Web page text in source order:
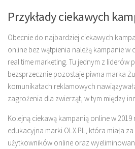
Przykłady ciekawych
Obecnie do najbardziej ciekawych
online bez wątpienia należą kampanie w
real time marketing. Tu jednym z liderów
bezsprzecznie pozostaje piwna marka
komunikatach reklamowych
zagrożenia dla zwierząt, w tym między
Kolejną ciekawą kampanią online w
edukacyjna marki OLX.PL, która miała
użytkowników online oraz